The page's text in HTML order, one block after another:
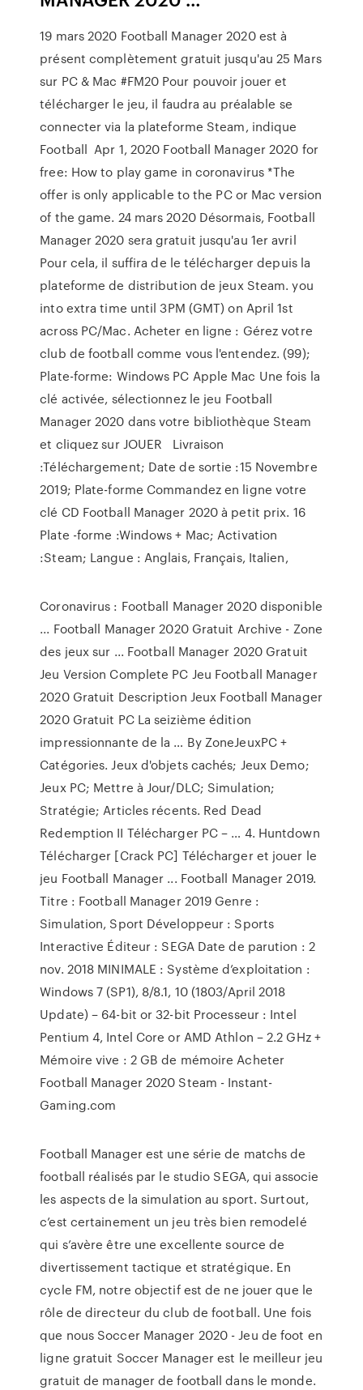
19 mars 2020 Football Manager 2020 est à
présent complètement gratuit jusqu'au 25 Mars
sur PC & Mac #FM20 Pour pouvoir jouer et
télécharger le jeu, il faudra au préalable se
connecter via la plateforme Steam, indique
Football Apr 1, 2020 Football Manager 2020 for
free: How to play game in coronavirus *The
offer is only applicable to the PC or Mac version
of the game. 24 mars 2020 Désormais, Football
Manager 2020 sera gratuit jusqu'au 1er avril
Pour cela, il suffira de le télécharger depuis la
plateforme de distribution de jeux Steam. you
into extra time until 3PM (GMT) on April 1st
across PC/Mac. Acheter en ligne : Gérez votre
club de football comme vous l'entendez. (99);
Plate-forme: Windows PC Apple Mac Une fois la
clé activée, sélectionnez le jeu Football
Manager 2020 dans votre bibliothèque Steam
et cliquez sur JOUER Livraison
:Téléchargement; Date de sortie :15 Novembre
2019; Plate-forme Commandez en ligne votre
clé CD Football Manager 2020 à petit prix. 16
Plate -forme :Windows + Mac; Activation
:Steam; Langue : Anglais, Français, Italien,
Coronavirus : Football Manager 2020 disponible
... Football Manager 2020 Gratuit Archive - Zone
des jeux sur ... Football Manager 2020 Gratuit
Jeu Version Complete PC Jeu Football Manager
2020 Gratuit Description Jeux Football Manager
2020 Gratuit PC La seizième édition
impressionnante de la … By ZoneJeuxPC +
Catégories. Jeux d'objets cachés; Jeux Demo;
Jeux PC; Mettre à Jour/DLC; Simulation;
Stratégie; Articles récents. Red Dead
Redemption II Télécharger PC – … 4. Huntdown
Télécharger [Crack PC] Télécharger et jouer le
jeu Football Manager ... Football Manager 2019.
Titre : Football Manager 2019 Genre :
Simulation, Sport Développeur : Sports
Interactive Éditeur : SEGA Date de parution : 2
nov. 2018 MINIMALE : Système d’exploitation :
Windows 7 (SP1), 8/8.1, 10 (1803/April 2018
Update) – 64-bit or 32-bit Processeur : Intel
Pentium 4, Intel Core or AMD Athlon – 2.2 GHz +
Mémoire vive : 2 GB de mémoire Acheter
Football Manager 2020 Steam - Instant-
Gaming.com
Football Manager est une série de matchs de
football réalisés par le studio SEGA, qui associe
les aspects de la simulation au sport. Surtout,
c’est certainement un jeu très bien remodelé
qui s’avère être une excellente source de
divertissement tactique et stratégique. En
cycle FM, notre objectif est de ne jouer que le
rôle de directeur du club de football. Une fois
que nous Soccer Manager 2020 - Jeu de foot en
ligne gratuit Soccer Manager est le meilleur jeu
gratuit de manager de football dans le monde.